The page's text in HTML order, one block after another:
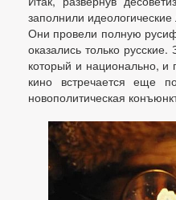
заполнили
Они провели полную
оказались только
который и национально, и
кино встречается еще
новополитическая